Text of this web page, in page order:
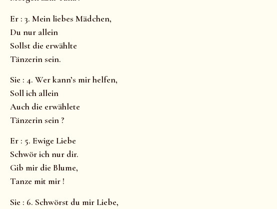
Er : 3. Mein liebes Mädchen,
Du nur allein
Sollst die erwählte
Tänzerin sein.
Sie : 4. Wer kann’s mir helfen,
Soll ich allein
Auch die erwählete
Tänzerin sein ?
Er : 5. Ewige Liebe
Schwör ich nur dir.
Gib mir die Blume,
Tanze mit mir !
Sie : 6. Schwörst du mir Liebe,